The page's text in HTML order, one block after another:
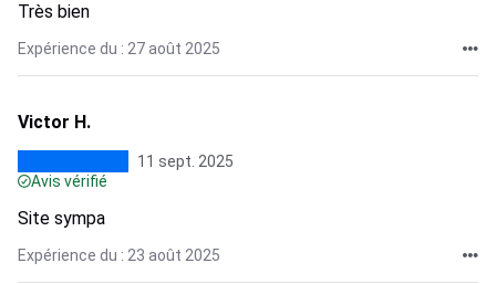
Très bien
Expérience du : 27 août 2025
Victor H.
11 sept. 2025
Avis vérifié
Site sympa
Expérience du : 23 août 2025